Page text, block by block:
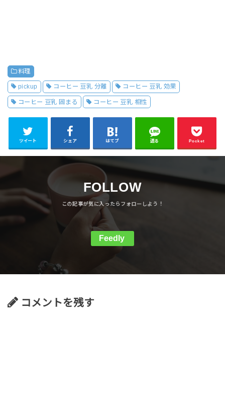
料理
pickup コーヒー 豆乳 分離 コーヒー 豆乳 効果
コーヒー 豆乳 固まる コーヒー 豆乳 相性
ツイート シェア はてブ 送る Pocket
FOLLOW
Feedly
コメントを残す